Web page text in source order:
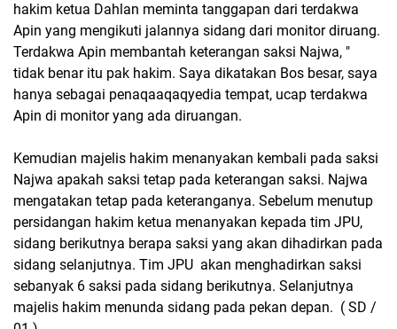
hakim ketua Dahlan meminta tanggapan dari terdakwa
Apin yang mengikuti jalannya sidang dari monitor diruang.
Terdakwa Apin membantah keterangan saksi Najwa, "
tidak benar itu pak hakim. Saya dikatakan Bos besar, saya
hanya sebagai penaqaaqaqyedia tempat, ucap terdakwa
Apin di monitor yang ada diruangan.
Kemudian majelis hakim menanyakan kembali pada saksi
Najwa apakah saksi tetap pada keterangan saksi. Najwa
mengatakan tetap pada keteranganya. Sebelum menutup
persidangan hakim ketua menanyakan kepada tim JPU,
sidang berikutnya berapa saksi yang akan dihadirkan pada
sidang selanjutnya. Tim JPU akan menghadirkan saksi
sebanyak 6 saksi pada sidang berikutnya. Selanjutnya
majelis hakim menunda sidang pada pekan depan. ( SD /